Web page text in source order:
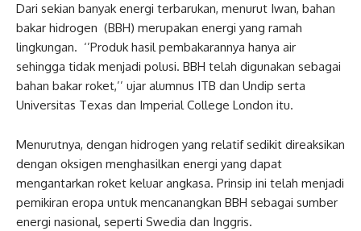
Dari sekian banyak energi terbarukan, menurut Iwan, bahan
bakar hidrogen (BBH) merupakan energi yang ramah
lingkungan. ‘’Produk hasil pembakarannya hanya air
sehingga tidak menjadi polusi. BBH telah digunakan sebagai
bahan bakar roket,’’ ujar alumnus ITB dan Undip serta
Universitas Texas dan Imperial College London itu.
Menurutnya, dengan hidrogen yang relatif sedikit direaksikan
dengan oksigen menghasilkan energi yang dapat
mengantarkan roket keluar angkasa. Prinsip ini telah menjadi
pemikiran eropa untuk mencanangkan BBH sebagai sumber
energi nasional, seperti Swedia dan Inggris.